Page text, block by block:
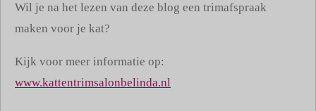
Wil je na het lezen van deze blog een trimafspraak
maken voor je kat?
Kijk voor meer informatie op:
www.kattentrimsalonbelinda.nl